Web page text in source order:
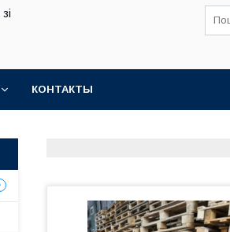
КОНТАКТЫ